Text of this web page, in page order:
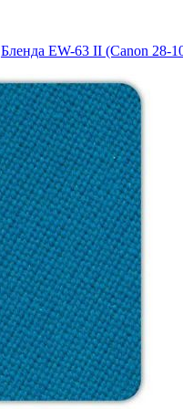
Бленда EW-63 II (Canon 28-